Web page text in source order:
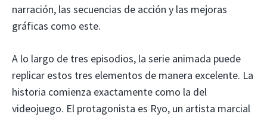
narración, las secuencias de acción y las mejoras
gráficas como este.
A lo largo de tres episodios, la serie animada puede
replicar estos tres elementos de manera excelente. La
historia comienza exactamente como la del
videojuego. El protagonista es Ryo, un artista marcial